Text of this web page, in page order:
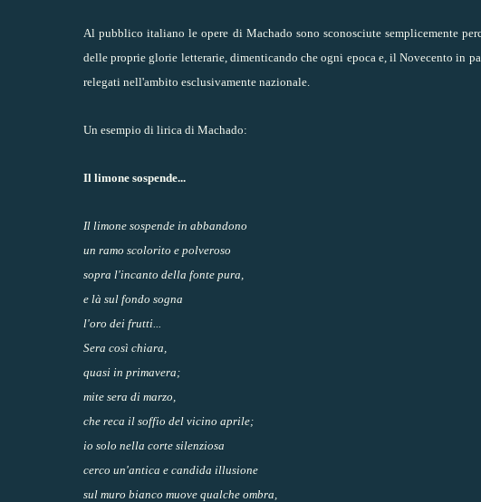
Al pubblico italiano le opere di Machado sono sconosciute semplicemente
delle proprie glorie letterarie, dimenticando che ogni epoca e, il Novecento in
relegati nell'ambito esclusivamente nazionale.
Un esempio di lirica di Machado:
Il limone sospende...
Il limone sospende in abbandono
un ramo scolorito e polveroso
sopra l'incanto della fonte pura,
e là sul fondo sogna
l'oro dei frutti...
Sera così chiara,
quasi in primavera;
mite sera di marzo,
che reca il soffio del vicino aprile;
io solo nella corte silenziosa
cerco un'antica e candida illusione
sul muro bianco muove qualche ombra,